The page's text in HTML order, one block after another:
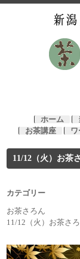
ホーム
お茶講座
11/12（火）お
カテゴリー
お茶さろん
11/12（火）お茶さ